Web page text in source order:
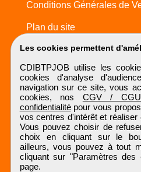
Les cookies permettent
CDIBTPJOB utilise les
cookies d'analyse
navigation sur ce site, vous
cookies, nos CGV / CGU
confidentialitépour vous
vos centres d'intérêt et
Vous pouvez choisir de
choix en cliquant sur le
ailleurs, vous pouvez à tout
cliquant sur "Paramètres
page.
Conditions Générales de
Plan du site